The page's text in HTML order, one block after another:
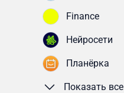
Finance
Нейросети
Планёрка
Показать все